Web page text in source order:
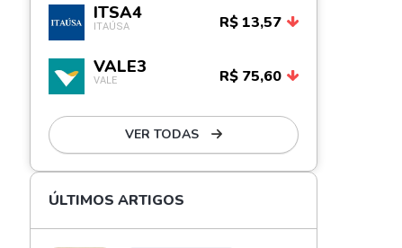
ITSA4
ITAÚSA R$ 13,57
VALE3
VALE R$ 75,60
VER TODAS
ÚLTIMOS ARTIGOS